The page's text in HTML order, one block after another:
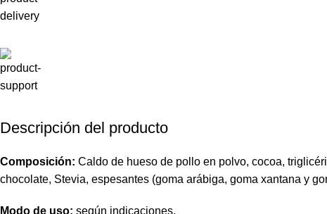
Descripción del producto
Composición: Caldo de hueso de pollo en polvo, cocoa,
chocolate, Stevia, espesantes (goma arábiga, goma xantana y
Modo de uso: según indicaciones.